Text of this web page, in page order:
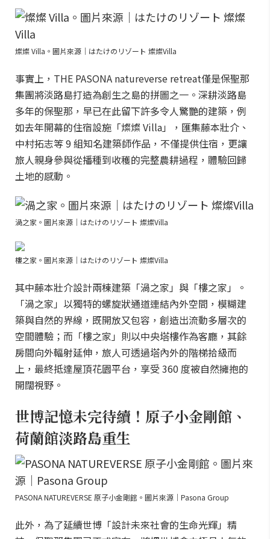
燦燦 Villa。圖片來源｜はたけのリゾート 燦燦Villa
事實上，THE PASONA natureverse retreat僅是保聖那
集團將淡路島打造為創生之島的拼圖之一。深耕淡路島
多年的保聖那，早已在此留下許多令人驚艷的建築，例
如去年開幕的住宿設施「燦燦 Villa」，匯集藤本壯介、
中村拓志等 9 組知名建築師作品，不僅提供住宿，更讓
旅人親身參與從播種到收穫的完整農耕過程，體驗回歸
土地的感動。
渦之家。圖片來源｜はたけのリゾート 燦燦Villa
樓之家。圖片來源｜はたけのリゾート 燦燦Villa
其中藤本壯介設計兩棟建築「渦之家」與「樓之家」。
「渦之家」以獨特的螺旋狀通道連結內外空間，模糊建
築與自然的界線，既開放又包容，創造出流動多層次的
空間體驗；而「樓之家」則以中央塔樓作為客廳，其餘
房間向外輻射延伸，旅人可透過塔內外的階梯拾級而
上，最終抵達屋頂花園平台，享受 360 度被自然擁抱的
開闊視野。
世博記憶未完待續！原子小金剛館、
荷蘭館淡路島重生
PASONA NATUREVERSE 原子小金剛館。圖片來源｜Pasona Group
此外，為了延續世博「設計未來社會的生命光輝」精